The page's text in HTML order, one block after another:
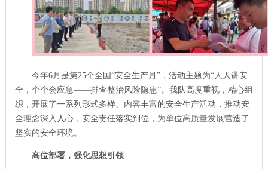
今年6月是第25个全国“安全生产月”，活动主题为“人人讲安
全，个个会应急——排查整治风险隐患”。我队高度重视，精心组
织，开展了一系列形式多样、内容丰富的安全生产活动，推动安
全理念深入人心，安全责任落实到位，为单位高质量发展营造了
坚实的安全环境。
高位部署，强化思想引领